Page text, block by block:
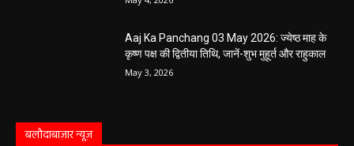
Aaj Ka Panchang 03 May 2026: ज्येष्ठ माह के
कृष्ण पक्ष की द्वितीया तिथि, जानें-शुभ मुहूर्त और राहुकाल
May 3, 2026
बलौदाबाज़ार न्यूज़